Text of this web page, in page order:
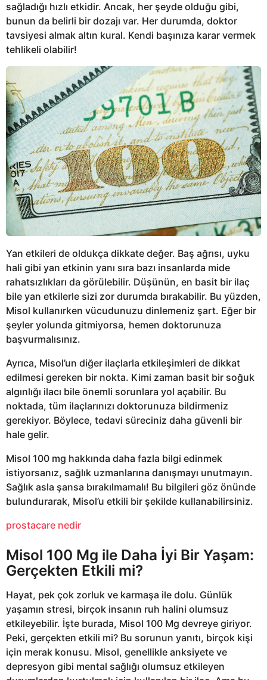
sağladığı hızlı etkidir. Ancak, her şeyde olduğu gibi,
bunun da belirli bir dozajı var. Her durumda, doktor
tavsiyesi almak altın kural. Kendi başınıza karar vermek
tehlikeli olabilir!
Yan etkileri de oldukça dikkate değer. Baş ağrısı, uyku
hali gibi yan etkinin yanı sıra bazı insanlarda mide
rahatsızlıkları da görülebilir. Düşünün, en basit bir ilaç
bile yan etkilerle sizi zor durumda bırakabilir. Bu yüzden,
Misol kullanırken vücudunuzu dinlemeniz şart. Eğer bir
şeyler yolunda gitmiyorsa, hemen doktorunuza
başvurmalısınız.
Ayrıca, Misol’un diğer ilaçlarla etkileşimleri de dikkat
edilmesi gereken bir nokta. Kimi zaman basit bir soğuk
algınlığı ilacı bile önemli sorunlara yol açabilir. Bu
noktada, tüm ilaçlarınızı doktorunuza bildirmeniz
gerekiyor. Böylece, tedavi süreciniz daha güvenli bir
hale gelir.
Misol 100 mg hakkında daha fazla bilgi edinmek
istiyorsanız, sağlık uzmanlarına danışmayı unutmayın.
Sağlık asla şansa bırakılmamalı! Bu bilgileri göz önünde
bulundurarak, Misol’u etkili bir şekilde kullanabilirsiniz.
prostacare nedir
Misol 100 Mg ile Daha İyi Bir Yaşam:
Gerçekten Etkili mi?
Hayat, pek çok zorluk ve karmaşa ile dolu. Günlük
yaşamın stresi, birçok insanın ruh halini olumsuz
etkileyebilir. İşte burada, Misol 100 Mg devreye giriyor.
Peki, gerçekten etkili mi? Bu sorunun yanıtı, birçok kişi
için merak konusu. Misol, genellikle anksiyete ve
depresyon gibi mental sağlığı olumsuz etkileyen